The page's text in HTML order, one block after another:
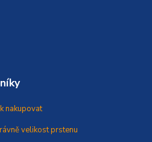
nakupovat
velikost prstenu